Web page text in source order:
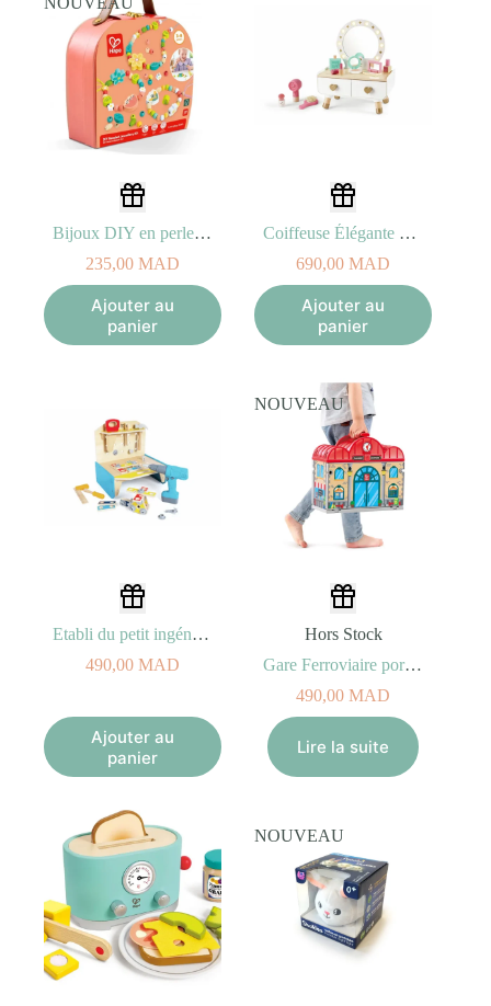
Bijoux DIY en perles Hape
235,00 MAD
Ajouter au
panier
Coiffeuse Élégante Hape
690,00 MAD
Ajouter au
panier
Etabli du petit ingénieur Hape
490,00 MAD
Ajouter au
panier
NOUVEAU
Hors Stock
Gare Ferroviaire portable Hape
490,00 MAD
Lire la suite
NOUVEAU